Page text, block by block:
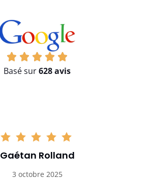
Basé sur628 avis
Gaétan Rolland
3 octobre 2025